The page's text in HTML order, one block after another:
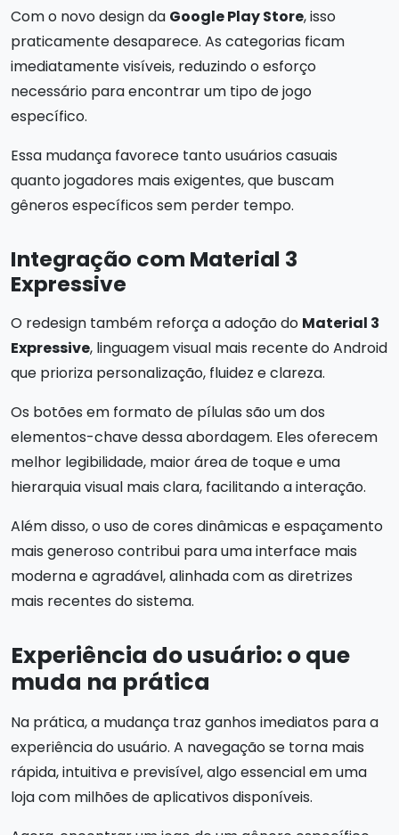
Com o novo design da Google Play Store, isso
praticamente desaparece. As categorias ficam
imediatamente visíveis, reduzindo o esforço
necessário para encontrar um tipo de jogo
específico.
Essa mudança favorece tanto usuários casuais
quanto jogadores mais exigentes, que buscam
gêneros específicos sem perder tempo.
Integração com Material 3
Expressive
O redesign também reforça a adoção do Material 3
Expressive, linguagem visual mais recente do Android
que prioriza personalização, fluidez e clareza.
Os botões em formato de pílulas são um dos
elementos-chave dessa abordagem. Eles oferecem
melhor legibilidade, maior área de toque e uma
hierarquia visual mais clara, facilitando a interação.
Além disso, o uso de cores dinâmicas e espaçamento
mais generoso contribui para uma interface mais
moderna e agradável, alinhada com as diretrizes
mais recentes do sistema.
Experiência do usuário: o que
muda na prática
Na prática, a mudança traz ganhos imediatos para a
experiência do usuário. A navegação se torna mais
rápida, intuitiva e previsível, algo essencial em uma
loja com milhões de aplicativos disponíveis.